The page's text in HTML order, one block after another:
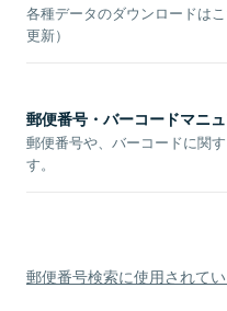
各種データのダウンロードは
更新）
郵便番号・バーコードマニ
郵便番号や、バーコードに関
す。
郵便番号検索に使用されて